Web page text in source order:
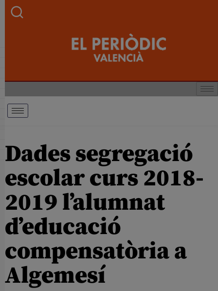
Dades segregació
escolar curs 2018-
2019 l’alumnat
d’educació
compensatòria a
Algemesí